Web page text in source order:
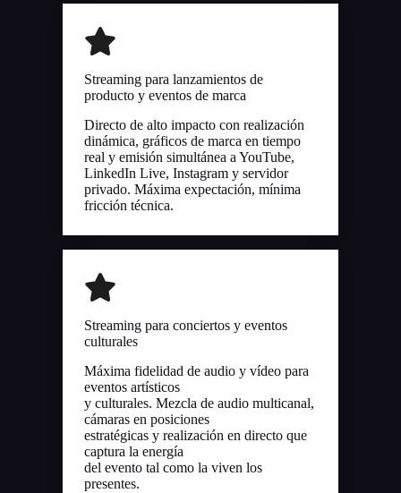
Streaming para lanzamientos de
producto y eventos de marca
Directo de alto impacto con realización
dinámica, gráficos de marca en tiempo
real y emisión simultánea a YouTube,
LinkedIn Live, Instagram y servidor
privado. Máxima expectación, mínima
fricción técnica.
Streaming para conciertos y eventos
culturales
Máxima fidelidad de audio y vídeo para
eventos artísticos
y culturales. Mezcla de audio multicanal,
cámaras en posiciones
estratégicas y realización en directo que
captura la energía
del evento tal como la viven los
presentes.